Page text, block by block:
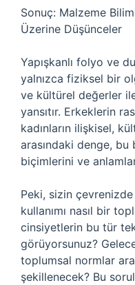
Sonuç: Malzeme
Üzerine Düşünceler
Yapışkanlı folyo ve
yalnızca fiziksel bir
ve kültürel değerler
yansıtır. Erkeklerin
kadınların ilişkisel,
arasındaki denge, bu
biçimlerini ve
Peki, sizin
kullanımı nasıl bir
cinsiyetlerin bu tür
görüyorsunuz?
toplumsal normlar
şekillenecek? Bu